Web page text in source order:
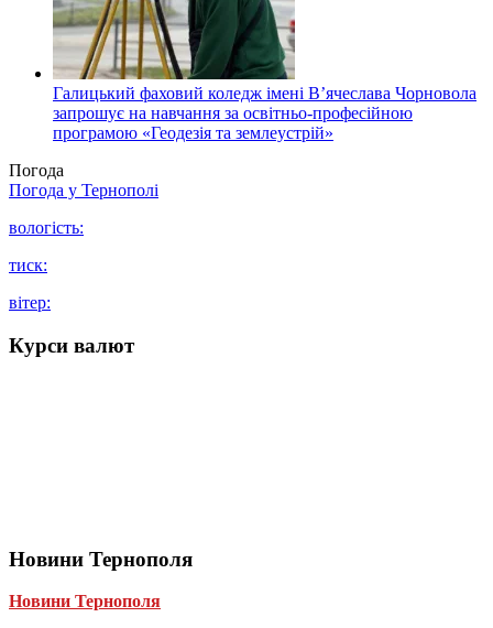
Галицький фаховий коледж імені В’ячеслава Чорновола
запрошує на навчання за освітньо-професійною
програмою «Геодезія та землеустрій»
Погода
Погода у Тернополі
вологість:
тиск:
вітер:
Курси валют
Новини Тернополя
Новини Тернополя